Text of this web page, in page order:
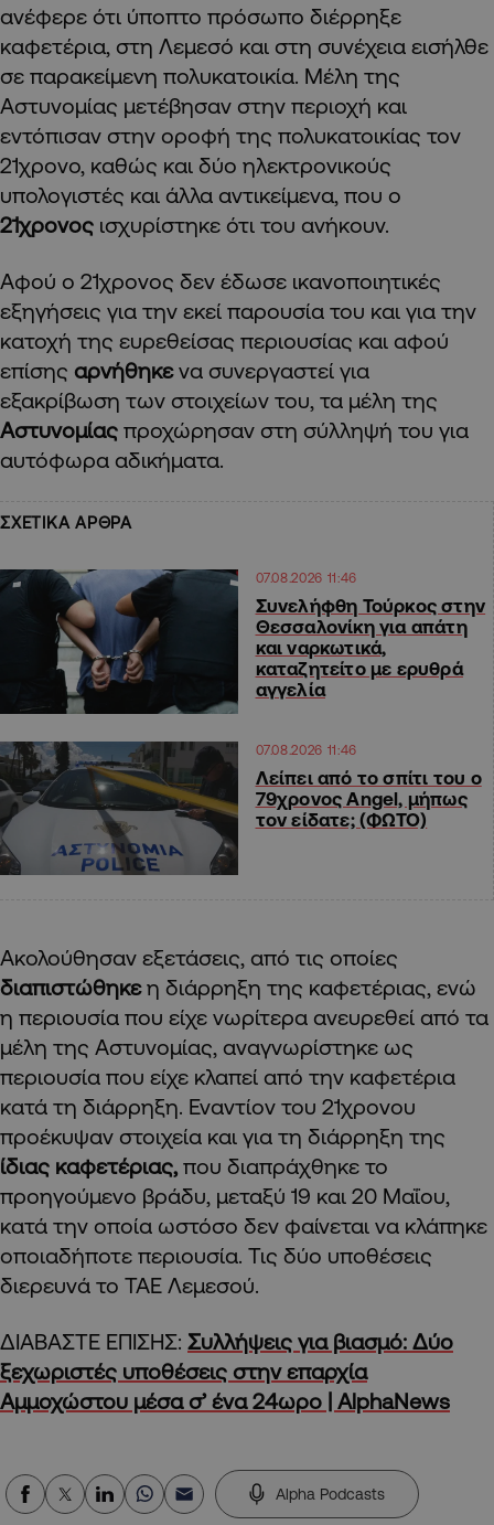
ανέφερε ότι ύποπτο πρόσωπο διέρρηξε
καφετέρια, στη Λεμεσό και στη συνέχεια εισήλθε
σε παρακείμενη πολυκατοικία. Μέλη της
Αστυνομίας μετέβησαν στην περιοχή και
εντόπισαν στην οροφή της πολυκατοικίας τον
21χρονο, καθώς και δύο ηλεκτρονικούς
υπολογιστές και άλλα αντικείμενα, που ο
21χρονος ισχυρίστηκε ότι του ανήκουν.
Αφού ο 21χρονος δεν έδωσε ικανοποιητικές
εξηγήσεις για την εκεί παρουσία του και για την
κατοχή της ευρεθείσας περιουσίας και αφού
επίσης αρνήθηκενα συνεργαστεί για
εξακρίβωση των στοιχείων του, τα μέλη της
Αστυνομίας προχώρησαν στη σύλληψή του για
αυτόφωρα αδικήματα.
ΣΧΕΤΙΚΑ ΑΡΘΡΑ
07.08.2026 11:46
Συνελήφθη Τούρκος στην
Θεσσαλονίκη για απάτη
και ναρκωτικά,
καταζητείτο με ερυθρά
αγγελία
07.08.2026 11:46
Λείπει από το σπίτι του ο
79χρονος Angel, μήπως
τον είδατε; (ΦΩΤΟ)
Ακολούθησαν εξετάσεις, από τις οποίες
διαπιστώθηκεη διάρρηξη της καφετέριας, ενώ
η περιουσία που είχε νωρίτερα ανευρεθεί από τα
μέλη της Αστυνομίας, αναγνωρίστηκε ως
περιουσία που είχε κλαπεί από την καφετέρια
κατά τη διάρρηξη. Εναντίον του 21χρονου
προέκυψαν στοιχεία και για τη διάρρηξη της
ίδιας καφετέριας, που διαπράχθηκε το
προηγούμενο βράδυ, μεταξύ 19 και 20 Μαΐου,
κατά την οποία ωστόσο δεν φαίνεται να κλάπηκε
οποιαδήποτε περιουσία. Τις δύο υποθέσεις
διερευνά το ΤΑΕ Λεμεσού.
ΔΙΑΒΑΣΤΕ ΕΠΙΣΗΣ: Συλλήψεις για βιασμό: Δύο
ξεχωριστές υποθέσεις στην επαρχία
Αμμοχώστου μέσα σ’ ένα 24ωρο | AlphaNews
Alpha Podcasts